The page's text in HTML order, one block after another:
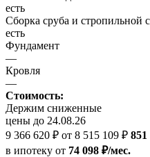
есть
Сборка сруба и стропильной
есть
Фундамент
—
Кровля
—
Стоимость:
Держим сниженные
цены до 24.08.26
9 366 620 ₽ от 8 515 109 ₽ 851
в ипотеку от 74 098 ₽/мес.